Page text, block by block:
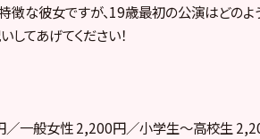
徴な彼女ですが、19歳最初の公演はどのよ
してあげてください！
一般女性 2,200円／小学生～高校生